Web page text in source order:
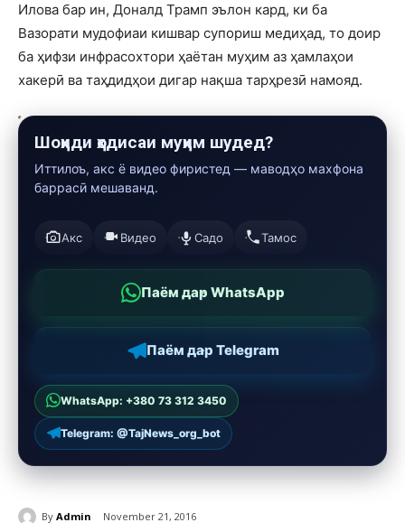
Илова бар ин, Доналд Трамп эълон кард, ки ба
Вазорати мудофиаи кишвар супориш медиҳад, то доир
ба ҳифзи инфрасохтори ҳаётан муҳим аз ҳамлаҳои
хакерӣ ва таҳдидҳои дигар нақша тарҳрезӣ намояд.
Шоҳиди ҳодисаи муҳим шудед?
Иттилоъ, акс ё видео фиристед — маводҳо махфона
баррасӣ мешаванд.
Акс Видео Садо Тамос
Паём дар WhatsApp
Паём дар Telegram
WhatsApp: +380 73 312 3450
Telegram: @TajNews_org_bot
By Admin November 21, 2016